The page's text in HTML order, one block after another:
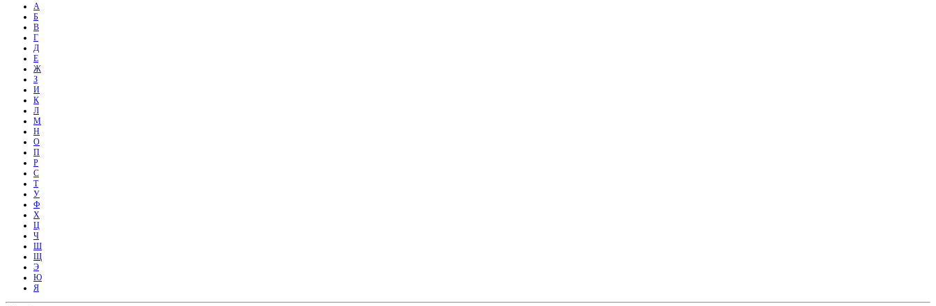
А
Б
В
Г
Д
Е
Ж
З
И
К
Л
М
Н
О
П
Р
С
Т
У
Ф
Х
Ц
Ч
Ш
Щ
Э
Ю
Я